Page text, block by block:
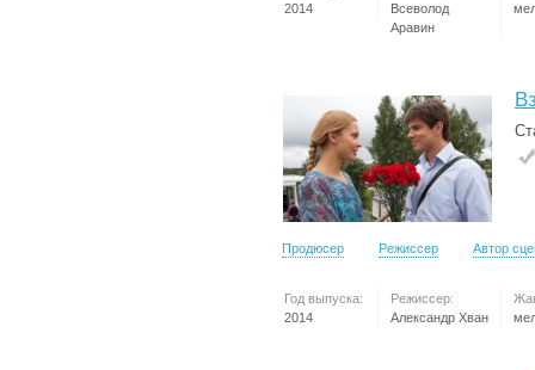
2014
Всеволод
Аравин
Продюсер Режиссер Автор
Год выпуска:
2014
Режиссер:
Александр Хван